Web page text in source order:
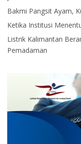
Bakmi Pangsit Ayam,
Ketika Institusi
Listrik Kalimantan
Pemadaman